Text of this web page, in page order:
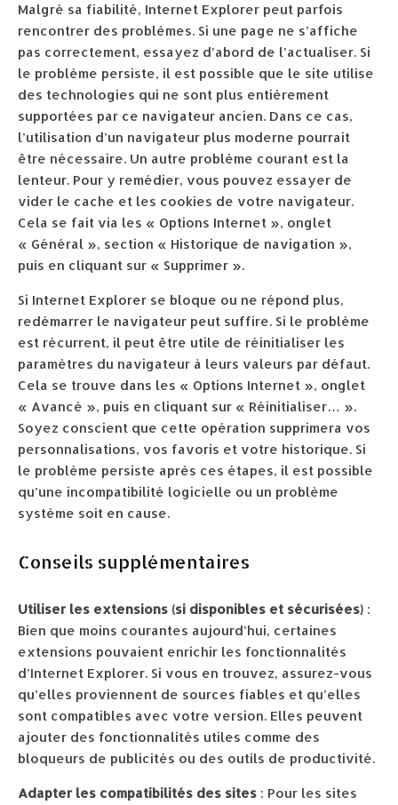
Malgré sa fiabilité, Internet Explorer peut parfois
rencontrer des problèmes. Si une page ne s’affiche
pas correctement, essayez d’abord de l’actualiser. Si
le problème persiste, il est possible que le site utilise
des technologies qui ne sont plus entièrement
supportées par ce navigateur ancien. Dans ce cas,
l’utilisation d’un navigateur plus moderne pourrait
être nécessaire. Un autre problème courant est la
lenteur. Pour y remédier, vous pouvez essayer de
vider le cache et les cookies de votre navigateur.
Cela se fait via les « Options Internet », onglet
« Général », section « Historique de navigation »,
puis en cliquant sur « Supprimer ».
Si Internet Explorer se bloque ou ne répond plus,
redémarrer le navigateur peut suffire. Si le problème
est récurrent, il peut être utile de réinitialiser les
paramètres du navigateur à leurs valeurs par défaut.
Cela se trouve dans les « Options Internet », onglet
« Avancé », puis en cliquant sur « Réinitialiser… ».
Soyez conscient que cette opération supprimera vos
personnalisations, vos favoris et votre historique. Si
le problème persiste après ces étapes, il est possible
qu’une incompatibilité logicielle ou un problème
système soit en cause.
Conseils supplémentaires
Utiliser les extensions (si disponibles et sécurisées) :
Bien que moins courantes aujourd’hui, certaines
extensions pouvaient enrichir les fonctionnalités
d’Internet Explorer. Si vous en trouvez, assurez-vous
qu’elles proviennent de sources fiables et qu’elles
sont compatibles avec votre version. Elles peuvent
ajouter des fonctionnalités utiles comme des
bloqueurs de publicités ou des outils de productivité.
Adapter les compatibilités des sites : Pour les sites